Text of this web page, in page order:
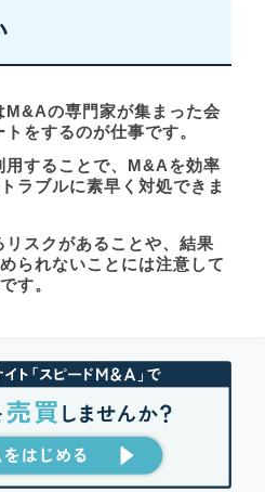
M&Aの専門家が集まった会
をするのが仕事です。
用することで、M&Aを効率
ラブルに素早く対処できま
スクがあることや、結果
られないことには注意して
す。